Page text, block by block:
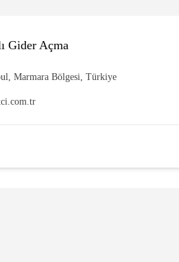
Gider Açma
Marmara Bölgesi, Türkiye